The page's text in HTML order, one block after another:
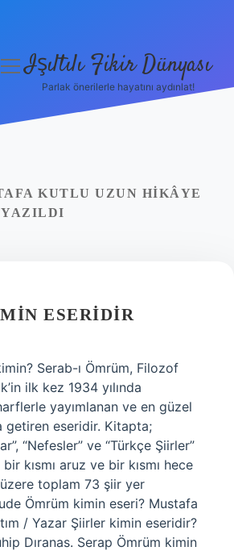
menüyüIşıltılı Fikir Dünyası
Parlak önerilerle hayatını aydınlat!
KUTLU UZUN HIKÂYE
ESERIDIR
Serab-ı Ömrüm, Filozof
ilk kez 1934 yılında
yayımlanan ve en güzel
getiren eseridir. Kitapta;
“Nefesler” ve “Türkçe Şiirler”
bir kısmı aruz ve bir kısmı hece
toplam 73 şiir yer
Ömrüm kimin eseri? Mustafa
/ Yazar Şiirler kimin eseridir?
Dıranas. Serap Ömrüm kimin